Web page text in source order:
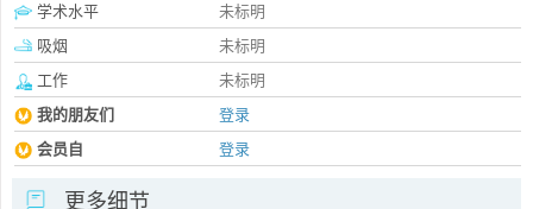
学术水平
未标明
吸烟
未标明
工作
未标明
我的朋友们
登录
会员自
登录
更多细节